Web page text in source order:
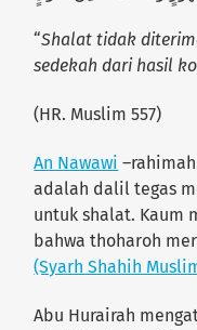
“Shalat tidak
sedekah dari hasil
(HR. Muslim 557)
An Nawawi
adalah dalil tegas
untuk shalat. Kaum
bahwa thoharoh
(Syarh Shahih
Abu Hurairah